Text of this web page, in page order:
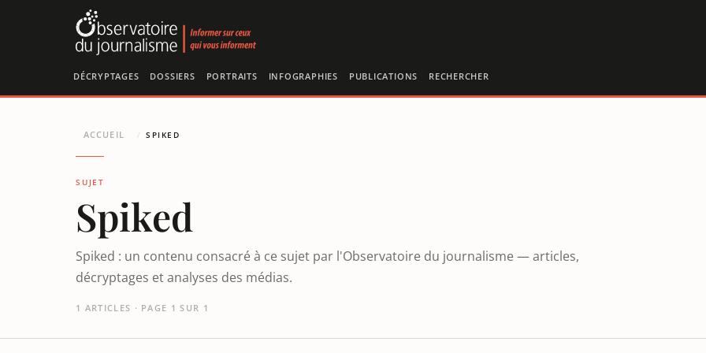
DÉCRYPTAGES DOSSIERS PORTRAITS INFOGRAPHIES PUBLICATIONS RECHERCHER
ACCUEIL / SPIKED
SUJET
Spiked
Spiked : un contenu consacré à ce sujet par l'Observatoire du journalisme — articles,
décryptages et analyses des médias.
1 ARTICLES · PAGE 1 SUR 1
Panneau de gestion des cookies